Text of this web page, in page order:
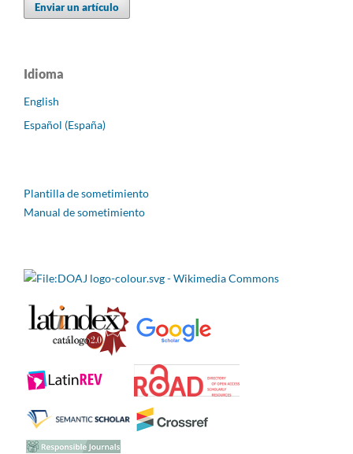
Enviar un artículo
Idioma
English
Español (España)
Plantilla de sometimiento
Manual de sometimiento